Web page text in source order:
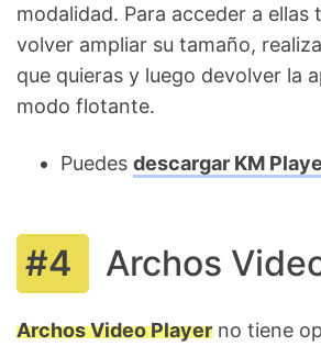
modalidad. Para acceder a ellas
volver ampliar su tamaño,
que quieras y luego devolver la
modo flotante.
Puedes descargar KM
Archos
Archos Video Player no tiene